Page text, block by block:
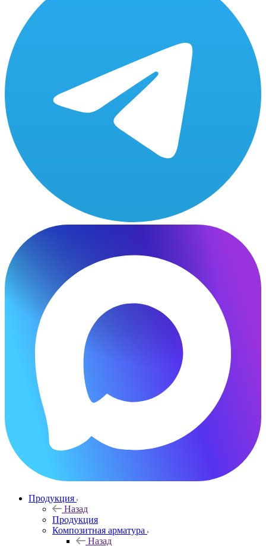
Продукция
Назад
Продукция
Композитная арматура
Назад